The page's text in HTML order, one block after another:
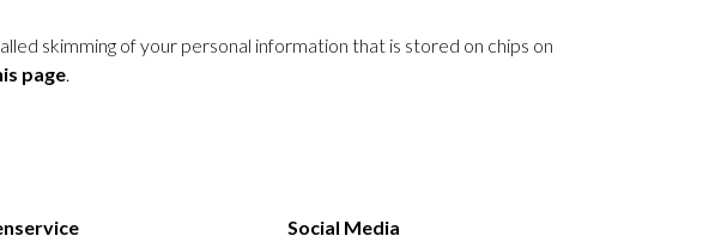
skimming of your personal information that is stored on chips on
page.
Social Media